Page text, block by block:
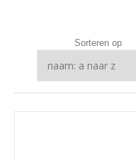
Sorteren op